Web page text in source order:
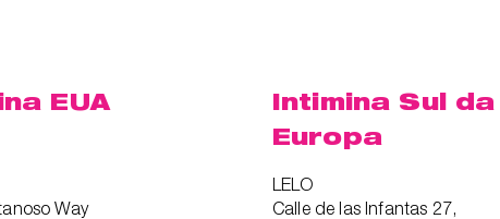
EUA
Way
Intimina Sul da
Europa
LELO
Calle de las Infantas 27,